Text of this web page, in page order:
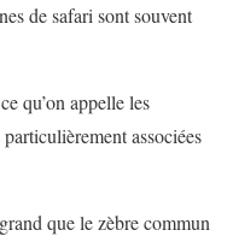
de safari sont souvent
qu’on appelle les
associées
que le zèbre commun